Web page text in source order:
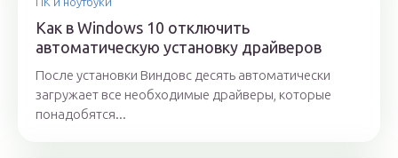
Как в Windows 10 отключить
автоматическую установку драйверов
После установки Виндовс десять автоматически
загружает все необходимые драйверы, которые
понадобятся...